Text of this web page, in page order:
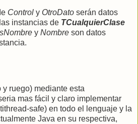
Control y OtroDato serán datos
instancias de TCualquierClase
y Nombre son datos
y ruego) mediante esta
mas fácil y claro implementar
safe) en todo el lenguaje y la
Java en su respectiva,